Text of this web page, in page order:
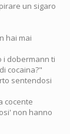
un sigaro
hai mai
i dobermann ti
cocaina?"
sentendosi
cocente
non hanno